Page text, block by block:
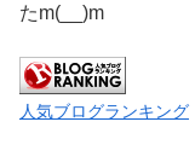
たm(__)m
人気ブログランキング